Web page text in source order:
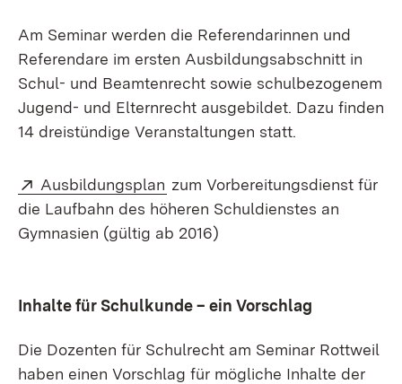
Am Seminar werden die Referendarinnen und
Referendare im ersten Ausbildungsabschnitt in
Schul- und Beamtenrecht sowie schulbezogenem
Jugend- und Elternrecht ausgebildet. Dazu finden
14 dreistündige Veranstaltungen statt.
Extern:
Ausbildungsplan (Öffnet in neuem Fenster)
zum Vorbereitungsdienst für
die Laufbahn des höheren Schuldienstes an
Gymnasien (gültig ab 2016)
Inhalte für Schulkunde – ein Vorschlag
Die Dozenten für Schulrecht am Seminar Rottweil
haben einen Vorschlag für mögliche Inhalte der